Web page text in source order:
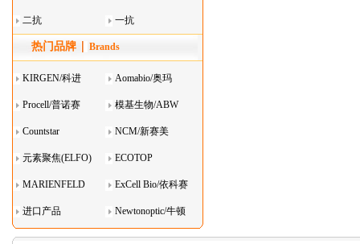
二抗 一抗
热门品牌 Brands
KIRGEN/科进 Aomabio/奥玛
Procell/普诺赛 模基生物/ABW
Countstar NCM/新赛美
元素聚焦(ELFO) ECOTOP
MARIENFELD ExCell Bio/依科赛
进口产品 Newtonoptic/牛顿
光学